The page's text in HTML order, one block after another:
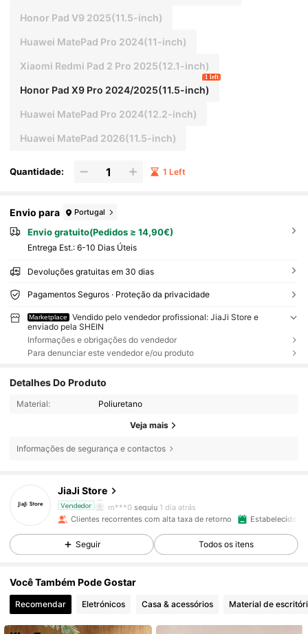
Honor Pad V9 2025(11.5-inch)
Huawei MatePad Pro 2024(11-inch)
Xiaomi Redmi Pad 2 Pro 2025(12.1-inch)
Honor Pad X9 Pro 2024/2025(11.5-inch)
1 left
Huawei MatePad Pro 2024(12.2-inch)
Huawei MatePad 2026(11.5-inch)
Quantidade: 1 Left
Envio para Portugal
Envio gratuito(Pedidos ≥ 14,90€)
Entrega Est.: 6-10 Dias Úteis
Devoluções gratuitas em 30 dias
Pagamentos Seguros · Proteção da privacidade
Marketplace
Vendido pelo vendedor profissional: JiaJi Store e
enviado pela SHEIN
Informações e obrigações do vendedor
Para denunciar este vendedor e/ou produto
Detalhes Do Produto
Material: Poliuretano
Veja mais
Informações de segurança e contactos
JiaJi Store
Vendedor m***0 seguiu 1 dia atrás
Clientes recorrentes com alta taxa de retorno Estabelecido
Seguir Todos os itens
Você Também Pode Gostar
Recomendar Eletrónicos Casa & acessórios Material de